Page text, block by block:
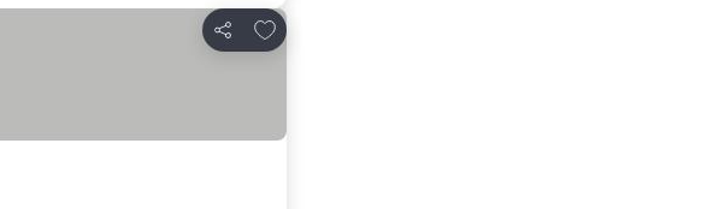
Partilhar
Adicionar aos favoritos